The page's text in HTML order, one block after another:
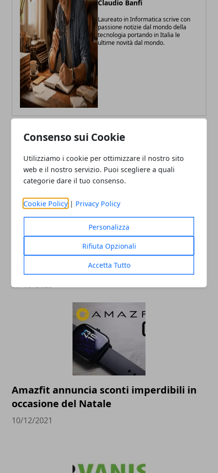
Consenso sui Cookie
Utilizziamo i cookie per ottimizzare il nostro sito
web e il nostro servizio. Puoi scegliere a quali
categorie dare il tuo consenso.
Cookie Policy | Privacy Policy
Personalizza
Rifiuta Opzionali
Accetta Tutto
Claudio Banfi
Laureato in Informatica scrive con
passione notizie dal mondo della
tecnologia portando in Italia le
ultime novità dal mondo.
Sky Sport con Xbox Series S in regalo:
ecco come funziona la nuova offerta
09/03/2023
Amazfit annuncia sconti imperdibili in
occasione del Natale
10/12/2021